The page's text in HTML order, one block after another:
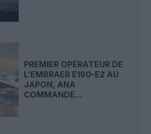
PREMIER OPÉRATEUR DE
L’EMBRAER E190-E2 AU
JAPON, ANA
COMMANDE...